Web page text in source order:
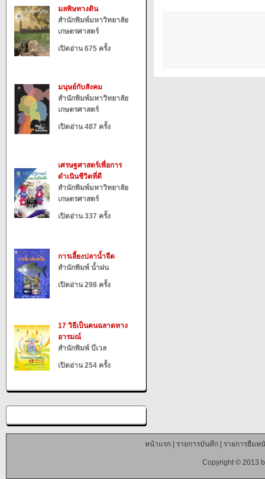
มลพิษทางดิน
สำนักพิมพ์มหาวิทยาลัย
เกษตรศาสตร์
เปิดอ่าน 675 ครั้ง
มนุษย์กับสังคม
สำนักพิมพ์มหาวิทยาลัย
เกษตรศาสตร์
เปิดอ่าน 487 ครั้ง
เศรษฐศาสตร์เพื่อการ
ดำเนินชีวิตที่ดี
สำนักพิมพ์มหาวิทยาลัย
เกษตรศาสตร์
เปิดอ่าน 337 ครั้ง
การเลี้ยงปลาน้ำจืด
สำนักพิมพ์ น้ำฝน
เปิดอ่าน 298 ครั้ง
17 วิธีเป็นคนฉลาดทาง
อารมณ์
สำนักพิมพ์ บีเวล
เปิดอ่าน 254 ครั้ง
หน้าแรก| รายการบันทึก| รายการยืมห
Copyright © 2013